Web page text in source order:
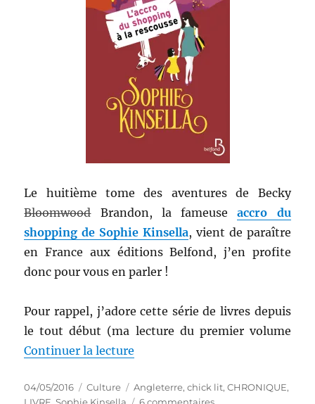
Kinsella
Le huitième tome des aventures de Becky
BloomwoodBrandon, la fameuseaccro du
shopping de Sophie Kinsella, vient de paraître
en France aux éditions Belfond, j’en profite
donc pour vous en parler !
Pour rappel, j’adore cette série de livres depuis
le tout début (ma lecture du premier volume
Continuer la lecture
Publié
le
04/05/2016 Catégories
Culture Étiquettes
Angleterre,chick lit,CHRONIQUE,
sur